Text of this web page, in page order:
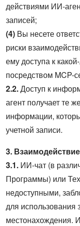
действиями ИИ-
записей;
(4) Вы несете
риски
ему доступа к
посредством MCP-
2.2.Доступ к
агент получает те
информации,
учетной записи.
3.
3.1. ИИ-чат (в
Программы) или
недоступными,
для использования
местонахождения.